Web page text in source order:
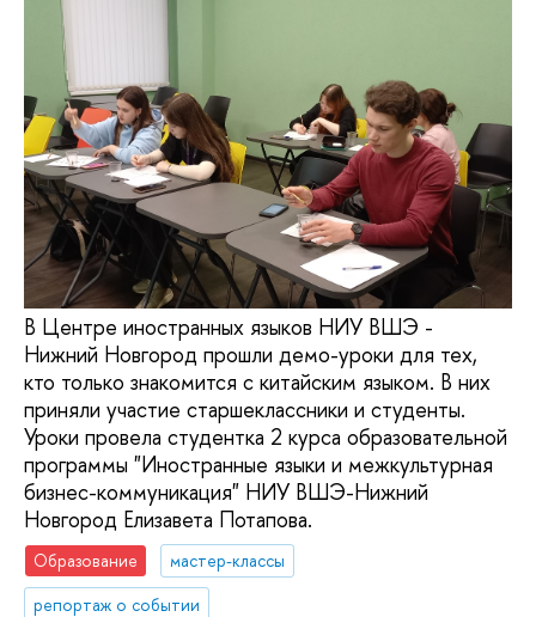
В Центре иностранных языков НИУ ВШЭ -
Нижний Новгород прошли демо-уроки для тех,
кто только знакомится с китайским языком. В них
приняли участие старшеклассники и студенты.
Уроки провела студентка 2 курса образовательной
программы "Иностранные языки и межкультурная
бизнес-коммуникация" НИУ ВШЭ-Нижний
Новгород Елизавета Потапова.
Образование
мастер-классы
репортаж о событии